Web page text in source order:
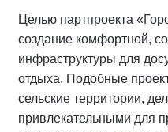
Целью партпроекта
создание комфортной,
инфраструктуры для
отдыха. Подобные
сельские территории,
привлекательными для